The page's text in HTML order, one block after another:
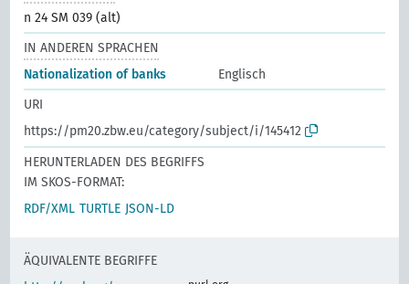
n 24 SM 039 (alt)
IN ANDEREN SPRACHEN
Nationalization of banks
Englisch
URI
https://pm20.zbw.eu/category/subject/i/145412
HERUNTERLADEN DES BEGRIFFS
IM SKOS-FORMAT:
RDF/XML TURTLE JSON-LD
ÄQUIVALENTE BEGRIFFE